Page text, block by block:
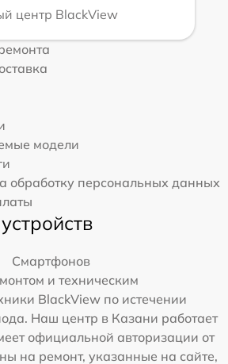
центр BlackView
модели
обработку персональных данных
Смартфонов
и техническим
BlackView по истечении
Наш центр в Казани работает
официальной авторизации от
на ремонт, указанные на сайте,